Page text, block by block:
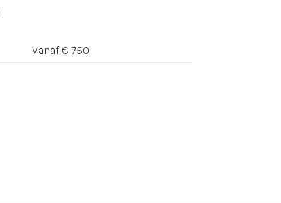
Vanaf € 750